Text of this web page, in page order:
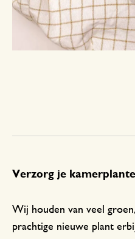
Verzorg je
Wij houden van veel
prachtige nieuwe plant